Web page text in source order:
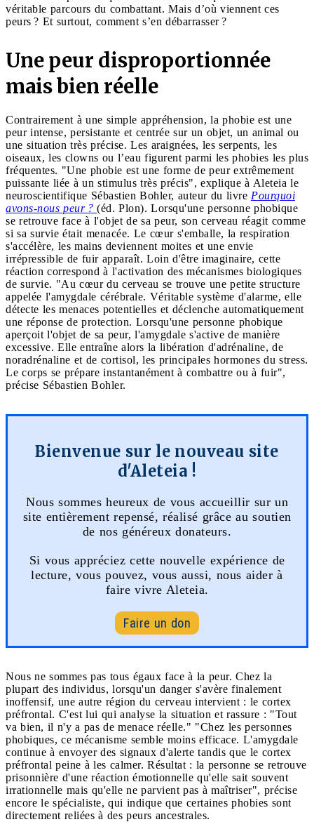
véritable parcours du combattant. Mais d’où viennent ces
peurs ? Et surtout, comment s’en débarrasser ?
Une peur disproportionnée
mais bien réelle
Contrairement à une simple appréhension, la phobie est une
peur intense, persistante et centrée sur un objet, un animal ou
une situation très précise. Les araignées, les serpents, les
oiseaux, les clowns ou l’eau figurent parmi les phobies les plus
fréquentes. "Une phobie est une forme de peur extrêmement
puissante liée à un stimulus très précis", explique à Aleteia le
neuroscientifique Sébastien Bohler, auteur du livre Pourquoi
avons-nous peur ? (éd. Plon). Lorsqu'une personne phobique
se retrouve face à l'objet de sa peur, son cerveau réagit comme
si sa survie était menacée. Le cœur s'emballe, la respiration
s'accélère, les mains deviennent moites et une envie
irrépressible de fuir apparaît. Loin d'être imaginaire, cette
réaction correspond à l'activation des mécanismes biologiques
de survie. "Au cœur du cerveau se trouve une petite structure
appelée l'amygdale cérébrale. Véritable système d'alarme, elle
détecte les menaces potentielles et déclenche automatiquement
une réponse de protection. Lorsqu'une personne phobique
aperçoit l'objet de sa peur, l'amygdale s'active de manière
excessive. Elle entraîne alors la libération d'adrénaline, de
noradrénaline et de cortisol, les principales hormones du stress.
Le corps se prépare instantanément à combattre ou à fuir",
précise Sébastien Bohler.
Bienvenue sur le nouveau site
d'Aleteia !
Nous sommes heureux de vous accueillir sur un
site entièrement repensé, réalisé grâce au soutien
de nos généreux donateurs.
Si vous appréciez cette nouvelle expérience de
lecture, vous pouvez, vous aussi, nous aider à
faire vivre Aleteia.
Faire un don
Nous ne sommes pas tous égaux face à la peur. Chez la
plupart des individus, lorsqu'un danger s'avère finalement
inoffensif, une autre région du cerveau intervient : le cortex
préfrontal. C'est lui qui analyse la situation et rassure : "Tout
va bien, il n'y a pas de menace réelle." "Chez les personnes
phobiques, ce mécanisme semble moins efficace. L'amygdale
continue à envoyer des signaux d'alerte tandis que le cortex
préfrontal peine à les calmer. Résultat : la personne se retrouve
prisonnière d'une réaction émotionnelle qu'elle sait souvent
irrationnelle mais qu'elle ne parvient pas à maîtriser", précise
encore le spécialiste, qui indique que certaines phobies sont
directement reliées à des peurs ancestrales.